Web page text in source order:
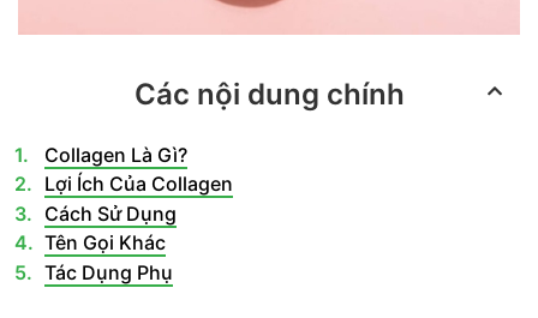
Các nội dung chính
Collagen Là Gì?
Lợi Ích Của Collagen
Cách Sử Dụng
Tên Gọi Khác
Tác Dụng Phụ